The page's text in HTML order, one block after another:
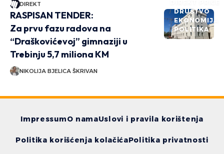
DIREKT
DRUŠTVO
EKONOMIJA
POLITIKA
RASPISAN TENDER:
Za prvu fazu radova na
“Draškovićevoj” gimnaziji u
Trebinju 5,7 miliona KM
NIKOLIJA BJELICA ŠKRIVAN
ImpressumO namaUslovi i pravila korištenja
Politika korišćenja kolačićaPolitika privatnosti